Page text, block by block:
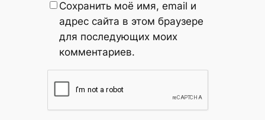
Сохранить моё имя, email и
адрес сайта в этом браузере
для последующих моих
комментариев.